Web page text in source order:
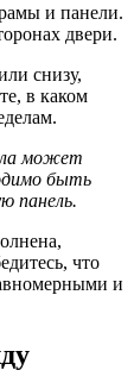
и панели.
двери.
снизу,
в каком
может
быть
панель.
что
и